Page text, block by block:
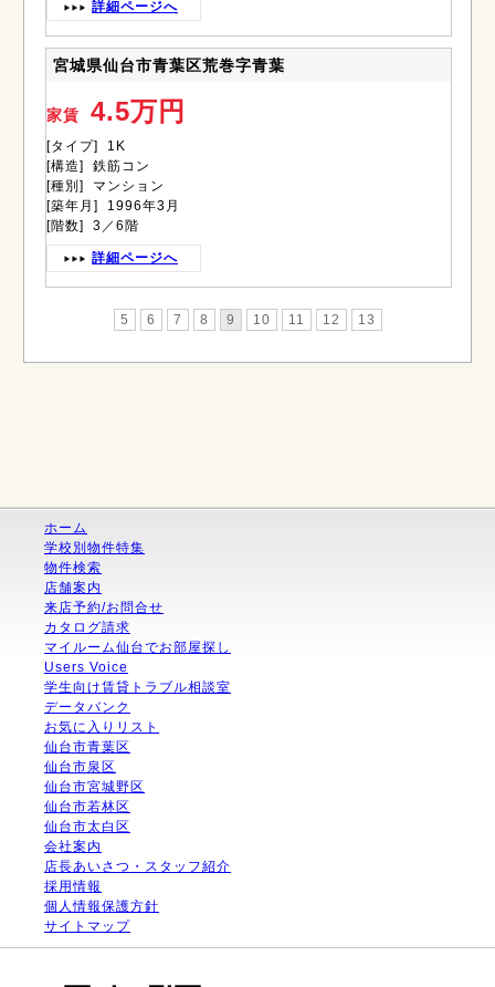
詳細ページへ
宮城県仙台市青葉区荒巻字青葉
家賃 4.5万円
[タイプ] 1K
[構造] 鉄筋コン
[種別] マンション
[築年月] 1996年3月
[階数] 3／6階
詳細ページへ
5 6 7 8 9 10 11 12 13
ホーム
学校別物件特集
物件検索
店舗案内
来店予約/お問合せ
カタログ請求
マイルーム仙台でお部屋探し
Users Voice
学生向け賃貸トラブル相談室
データバンク
お気に入りリスト
仙台市青葉区
仙台市泉区
仙台市宮城野区
仙台市若林区
仙台市太白区
会社案内
店長あいさつ・スタッフ紹介
採用情報
個人情報保護方針
サイトマップ